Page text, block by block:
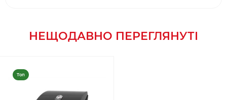
НЕЩОДАВНО ПЕРЕГЛЯНУТІ
Топ